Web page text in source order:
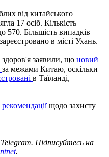
від китайського
17 осіб. Кількість
570. Більшість випадків
в місті Ухань.
здоров'я заявили, що новий
за межами Китаю, оскільки
в Таїланді,
щодо захисту
Підписуйтесь на
.